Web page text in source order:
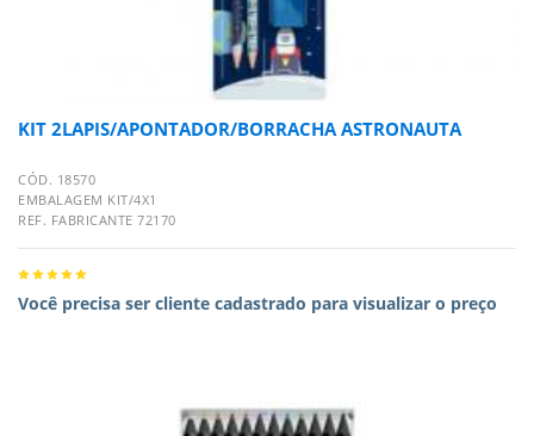
KIT 2LAPIS/APONTADOR/BORRACHA ASTRONAUTA
CÓD. 18570
EMBALAGEM KIT/4X1
REF. FABRICANTE 72170
Você precisa ser cliente cadastrado para visualizar o preço